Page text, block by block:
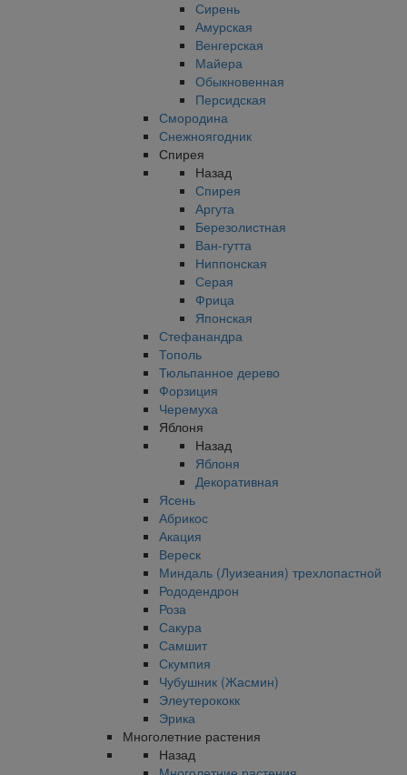
Сирень
Амурская
Венгерская
Майера
Обыкновенная
Персидская
Смородина
Снежноягодник
Спирея
Назад
Спирея
Аргута
Березолистная
Ван-гутта
Ниппонская
Серая
Фрица
Японская
Стефанандра
Тополь
Тюльпанное дерево
Форзиция
Черемуха
Яблоня
Назад
Яблоня
Декоративная
Ясень
Абрикос
Акация
Вереск
Миндаль (Луизеания) трехлопастной
Рододендрон
Роза
Сакура
Самшит
Скумпия
Чубушник (Жасмин)
Элеутерококк
Эрика
Многолетние растения
Назад